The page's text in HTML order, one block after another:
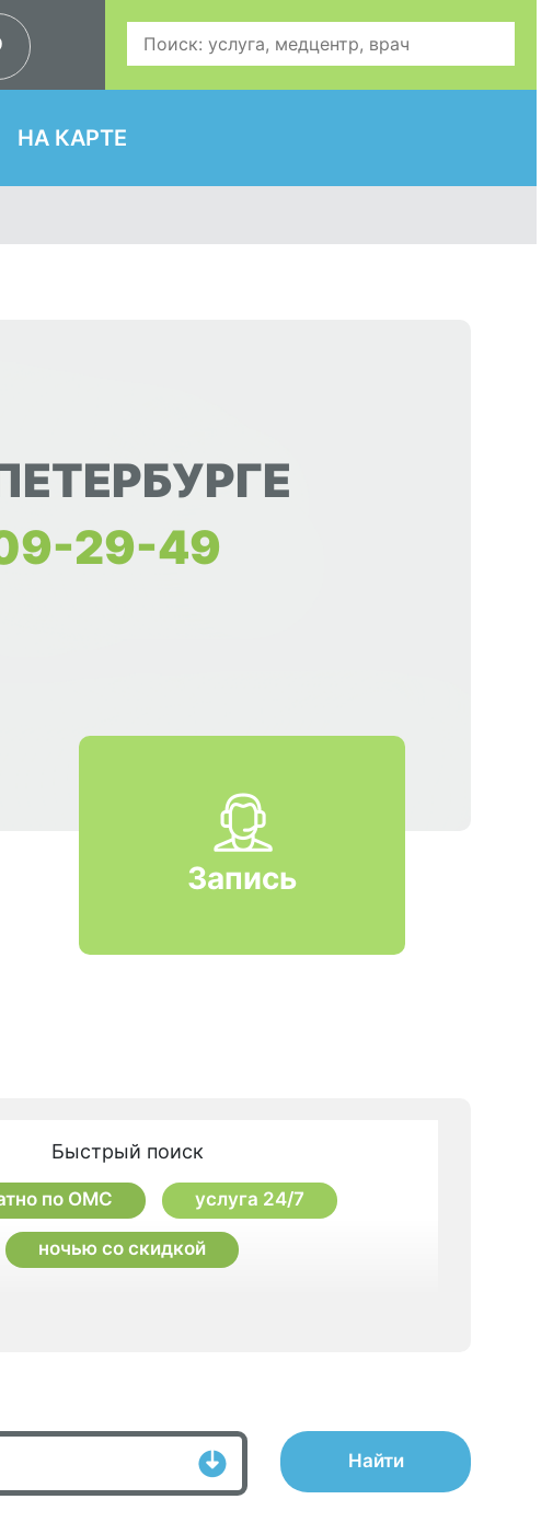
НА КАРТЕ
29-49
Запись
Быстрый поиск
по ОМС услуга 24/7
ночью со скидкой
Найти